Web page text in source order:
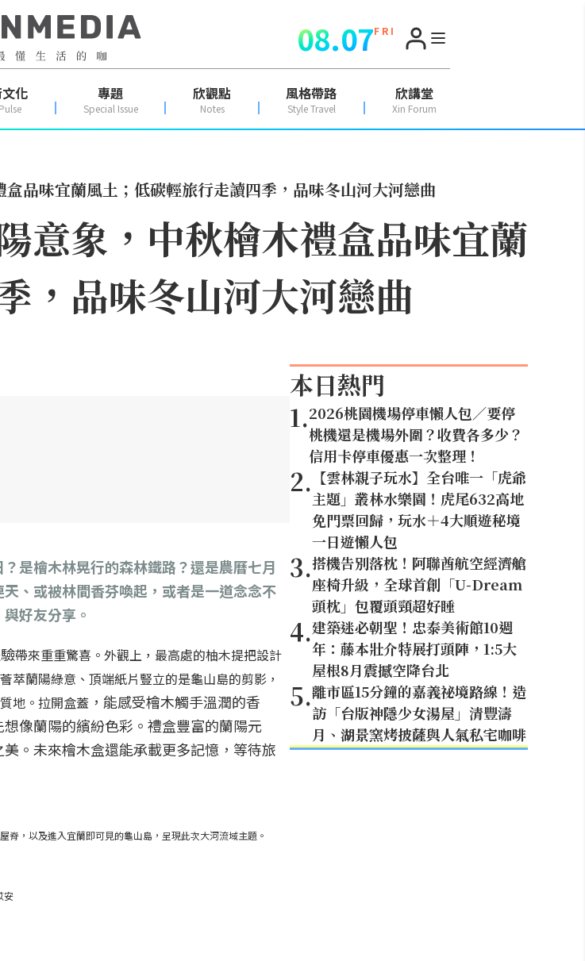
08.07F R I
化 專題
Special Issue
欣觀點
Notes
風格帶路
Style Travel
欣講堂
Xin Forum
品味宜蘭風土；低碳輕旅行走讀四季，品味冬山河大河戀曲
意象，中秋檜木禮盒品味宜蘭
，品味冬山河大河戀曲
是檜木林晃行的森林鐵路？還是農曆七月
、或被林間香芬喚起，或者是一道念念不
好友分享。
帶來重重驚喜。外觀上，最高處的柚木提把設計
萃蘭陽綠意、頂端紙片豎立的是龜山島的剪影，
地。拉開盒蓋 ，能感受檜木觸手溫潤的香
像蘭陽的繽紛色彩。禮盒豐富的蘭陽元
。未來檜木盒還能承載更多記憶，等待旅
，以及進入宜蘭即可見的龜山島，呈現此次大河流域主題。
安
本日熱門
1.2026桃園機場停車懶人包／要停
桃機還是機場外圍？收費各多少？
信用卡停車優惠一次整理！
2. 【雲林親子玩水】全台唯一「虎爺
主題」叢林水樂園！虎尾632高地
免門票回歸，玩水＋4大順遊秘境
一日遊懶人包
3.搭機告別落枕！阿聯酋航空經濟艙
座椅升級，全球首創「U-Dream
頭枕」包覆頭頸超好睡
4.建築迷必朝聖！忠泰美術館10週
年：藤本壯介特展打頭陣，1:5大
屋根8月震撼空降台北
5.離市區15分鐘的嘉義祕境路線！造
訪「台版神隱少女湯屋」清豐濤
月、湖景窯烤披薩與人氣私宅咖啡